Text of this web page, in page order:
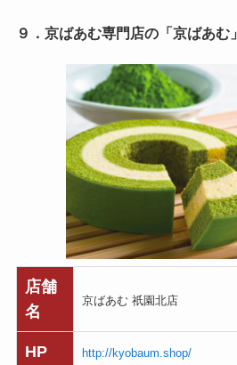
９．京ばあむ専門店の「京ばあむ」
店舗
名
京ばあむ 祇園北店
HP http://kyobaum.shop/